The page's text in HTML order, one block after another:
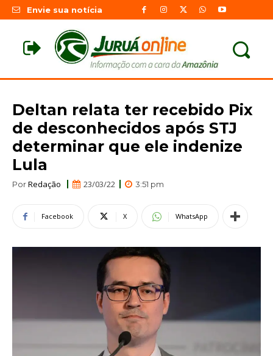
Envie sua notícia
Deltan relata ter recebido Pix
de desconhecidos após STJ
determinar que ele indenize
Lula
PorRedação 23/03/22 3:51 pm
Facebook X WhatsApp